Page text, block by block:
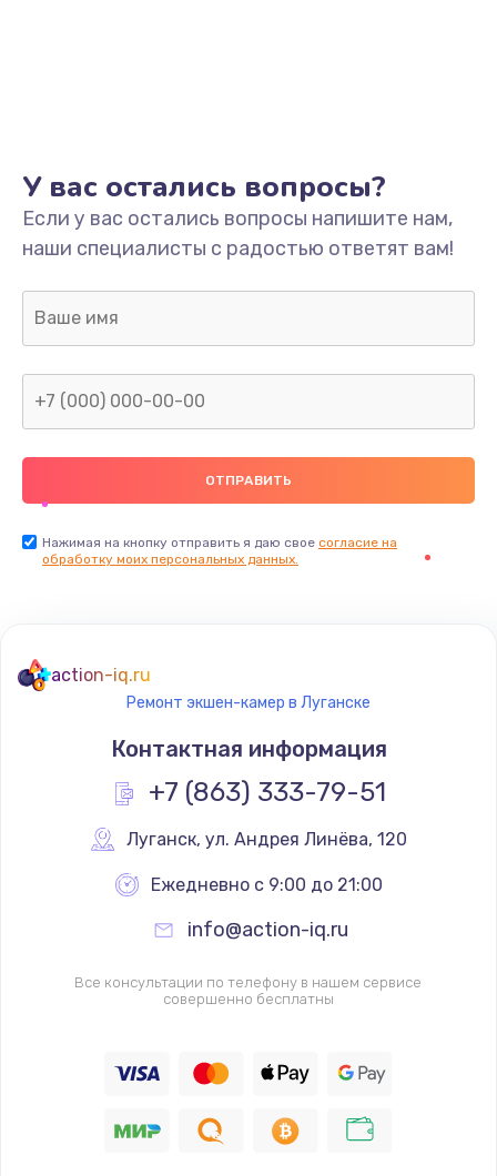
1600 руб.
Заказать
Ремонт цепей питания
750 руб.
Заказать
Установка драйверов
1240 руб.
Заказать
Ремонт петель крышки
990 руб.
Заказать
Настройка Wi-Fi
Заказать
Замена шим-контроллера
Заказать
У вас остались вопросы?
Если у вас остались вопросы напишите нам,
наши специалисты с радостью ответят вам!
Нажимая на кнопку отправить я даю свое согласие на
обработку моих персональных данных.
action-iq.ru
Ремонт экшен-камер в Луганске
Контактная информация
+7 (863) 333-79-51
Луганск, ул. Андрея Линёва, 120
Ежедневно с 9:00 до 21:00
info@action-iq.ru
Все консультации по телефону в нашем сервисе
совершенно бесплатны